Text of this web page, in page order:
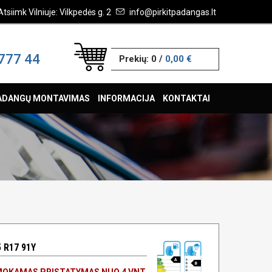
Vilniuje: Vilkpedės g. 2 info@pirkitpadangas.lt
44 Prekių: 0/ 0,00 €
MONTAVIMAS INFORMACIJA KONTAKTAI
R17 91Y
A
B